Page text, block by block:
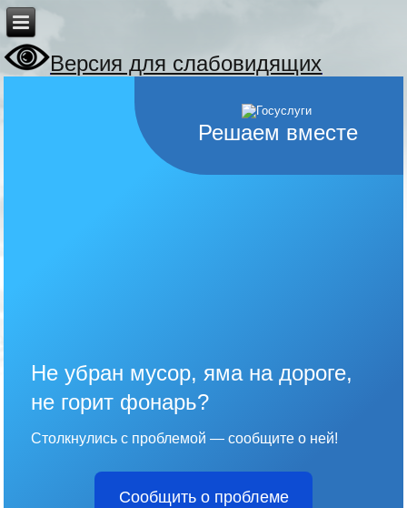
Версия для слабовидящих
Решаем вместе
Не убран мусор, яма на дороге,
не горит фонарь?
Столкнулись с проблемой — сообщите о ней!
Сообщить о проблеме